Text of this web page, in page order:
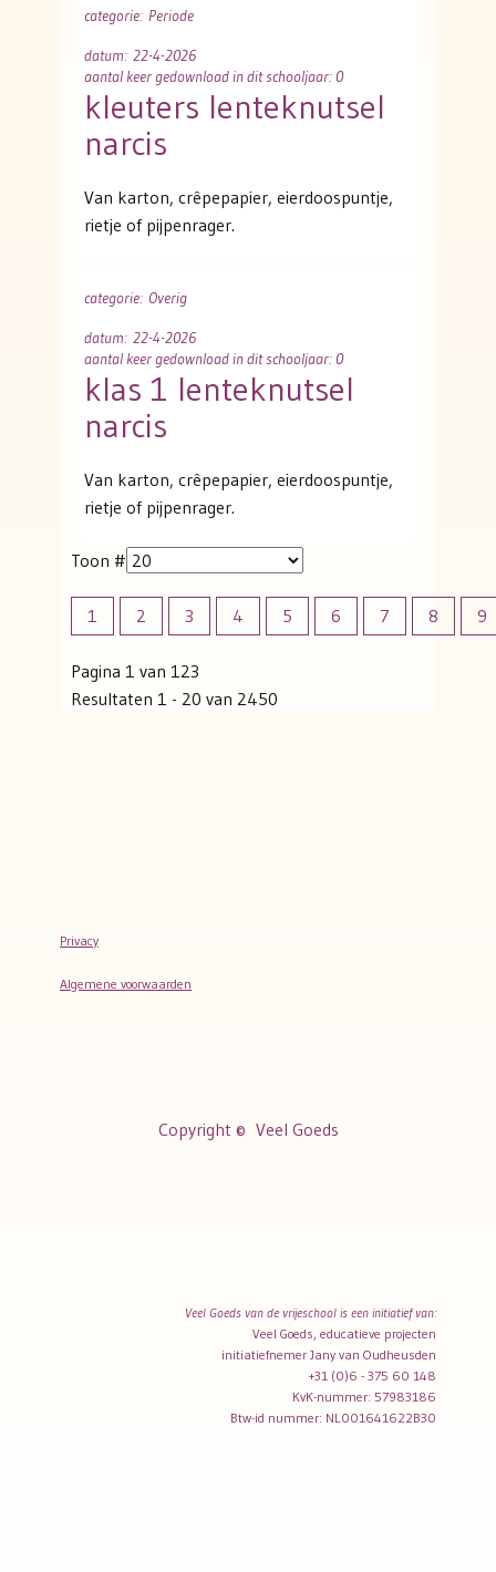
categorie: Periode
datum: 22-4-2026
aantal keer gedownload in dit schooljaar: 0
kleuters lenteknutsel
narcis
Van karton, crêpepapier, eierdoospuntje,
rietje of pijpenrager.
categorie: Overig
datum: 22-4-2026
aantal keer gedownload in dit schooljaar: 0
klas 1 lenteknutsel
narcis
Van karton, crêpepapier, eierdoospuntje,
rietje of pijpenrager.
Toon #
1 2 3 4 5 6 7 8 9
Pagina 1 van 123
Resultaten 1 - 20 van 2450
Privacy
Algemene voorwaarden
Copyright © Veel Goeds
Veel Goeds van de vrijeschool is een initiatief van:
Veel Goeds, educatieve projecten
initiatiefnemer Jany van Oudheusden
+31 (0)6 - 375 60 148
KvK-nummer: 57983186
Btw-id nummer: NL001641622B30